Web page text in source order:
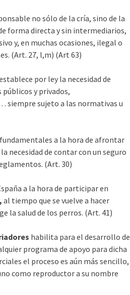
no sólo de la cría, sino de la
forma directa y sin intermediarios,
y, en muchas ocasiones, ilegal o
(Art. 27, l,m) (Art 63)
por ley la necesidad de
y privados,
siempre sujeto a las normativas u
a la hora de afrontar
necesidad de contar con un seguro
(Art. 30)
a la hora de participar en
al tiempo que se vuelve a hacer
la salud de los perros. (Art. 41)
habilita para el desarrollo de
programa de apoyo para dicha
el proceso es aún más sencillo,
como reproductor a su nombre